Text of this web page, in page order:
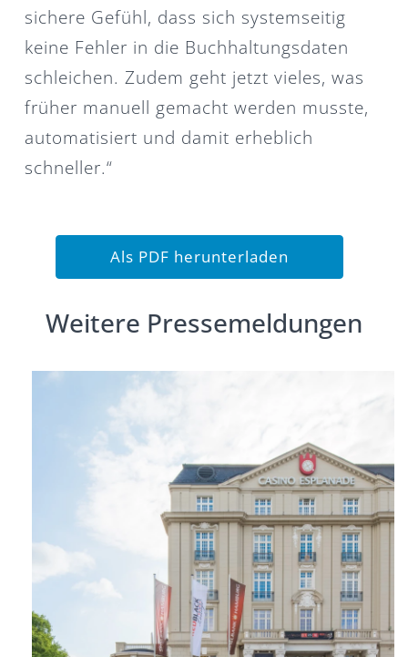
sichere Gefühl, dass sich systemseitig
keine Fehler in die Buchhaltungsdaten
schleichen. Zudem geht jetzt vieles, was
früher manuell gemacht werden musste,
automatisiert und damit erheblich
schneller.“
Als PDF herunterladen
Weitere Pressemeldungen